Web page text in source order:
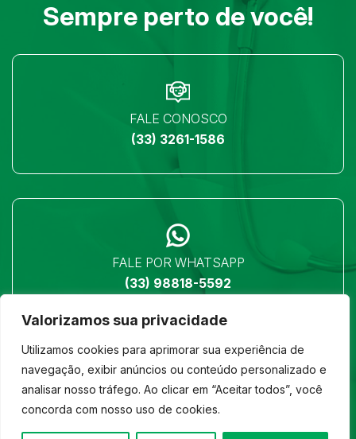
Valorizamos sua privacidade
Utilizamos cookies para aprimorar sua experiência de
navegação, exibir anúncios ou conteúdo personalizado e
analisar nosso tráfego. Ao clicar em “Aceitar todos”, você
concorda com nosso uso de cookies.
Sempre perto de você!
FALE CONOSCO
(33) 3261-1586
FALE POR WHATSAPP
(33) 98818-5592
LOCALIZAÇÃO